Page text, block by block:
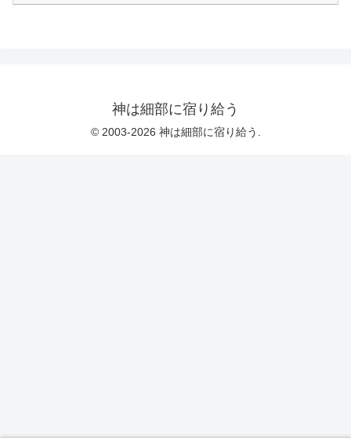
は文字通りの“戦闘”とは無縁の人間にも、
教育...
神は細部に宿り給う
© 2003-2026 神は細部に宿り給う.